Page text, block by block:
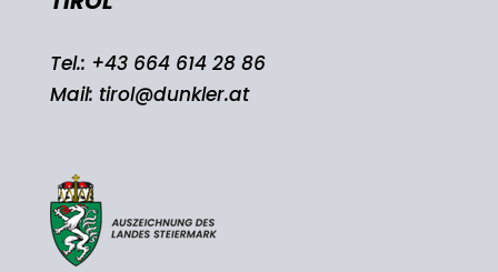
Tel.: +43 664 614 28 86
Mail: tirol@dunkler.at